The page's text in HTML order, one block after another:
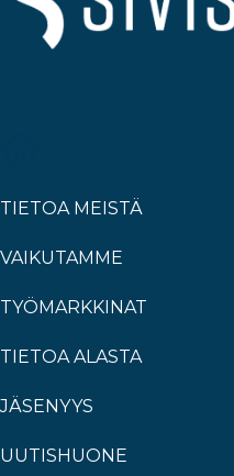
TIETOA MEISTÄ
VAIKUTAMME
TYÖMARKKINAT
TIETOA ALASTA
JÄSENYYS
UUTISHUONE